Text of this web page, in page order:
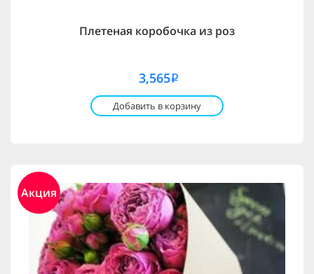
Плетеная коробочка из роз
3,565i
Добавить в корзину
Акция